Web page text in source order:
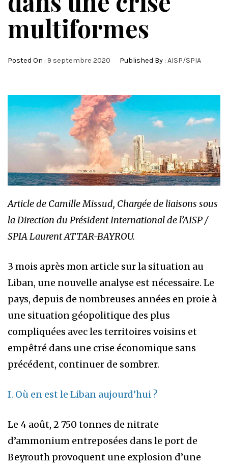
multiformes
Posted On : 9 septembre 2020 Published By : AISP/SPIA
Article de Camille Missud, Chargée de liaisons sous
la Direction du Président International de l’AISP /
SPIA Laurent ATTAR-BAYROU.
3 mois après mon article sur la situation au
Liban, une nouvelle analyse est nécessaire. Le
pays, depuis de nombreuses années en proie à
une situation géopolitique des plus
compliquées avec les territoires voisins et
empêtré dans une crise économique sans
précédent, continuer de sombrer.
I. Où en est le Liban aujourd’hui ?
Le 4 août, 2 750 tonnes de nitrate
d’ammonium entreposées dans le port de
Beyrouth provoquent une explosion d’une